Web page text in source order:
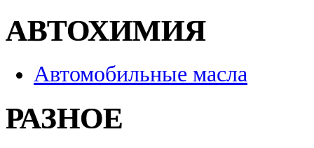
АВТОХИМИЯ
Автомобильные масла
РАЗНОЕ